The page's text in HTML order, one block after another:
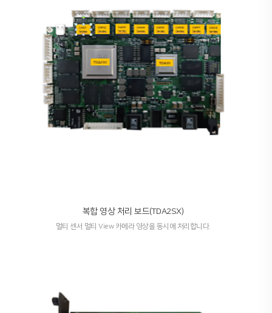
복합 영상 처리 보드(TDA2SX)
멀티 센서 멀티 View 카메라 영상을 동시에 처리합니다.